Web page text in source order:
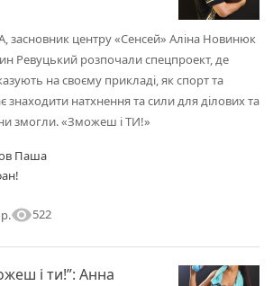
засновник центру «Сенсей» Аліна Новинюк
Ревуцький розпочали спецпроект, де
на своєму прикладі, як спорт та
знаходити натхнення та сили для ділових та
змогли. «Зможеш і ТИ!»
Паша
visibility522
і ти!”: Анна